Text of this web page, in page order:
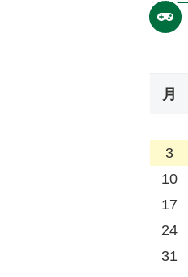
月
3
10
17
24
31